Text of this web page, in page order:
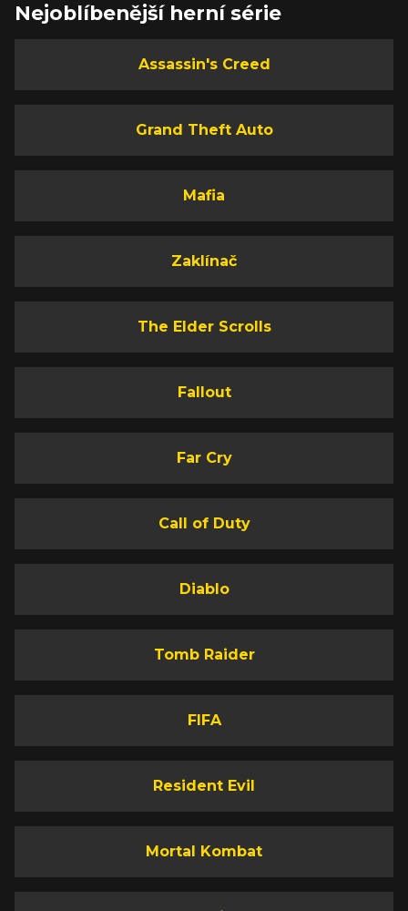
Nejoblíbenější herní série
Assassin's Creed
Grand Theft Auto
Mafia
Zaklínač
The Elder Scrolls
Fallout
Far Cry
Call of Duty
Diablo
Tomb Raider
FIFA
Resident Evil
Mortal Kombat